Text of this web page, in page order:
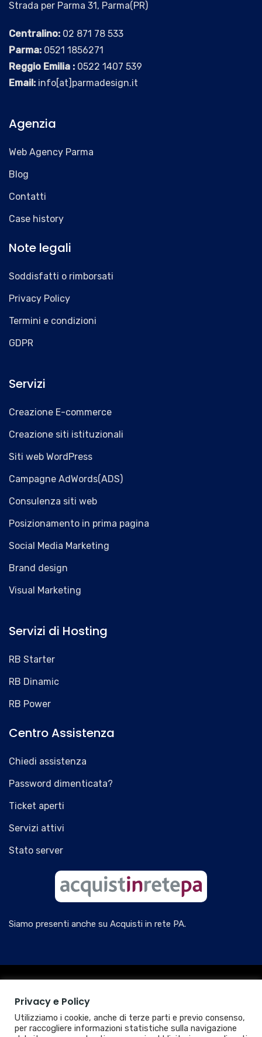
Strada per Parma 31, Parma(PR)
Centralino: 02 871 78 533
Parma: 0521 1856271
Reggio Emilia : 0522 1407 539
Email: info[at]parmadesign.it
Agenzia
Web Agency Parma
Blog
Contatti
Case history
Note legali
Soddisfatti o rimborsati
Privacy Policy
Termini e condizioni
GDPR
Servizi
Creazione E-commerce
Creazione siti istituzionali
Siti web WordPress
Campagne AdWords(ADS)
Consulenza siti web
Posizionamento in prima pagina
Social Media Marketing
Brand design
Visual Marketing
Servizi di Hosting
RB Starter
RB Dinamic
RB Power
Centro Assistenza
Chiedi assistenza
Password dimenticata?
Ticket aperti
Servizi attivi
Stato server
Siamo presenti anche su Acquisti in rete PA.
P.IVAIT02827250354
M5UXCR1
Tutti i diritti sono riservati.
Privacy e Policy
Utilizziamo i cookie, anche di terze parti e previo consenso,
per raccogliere informazioni statistiche sulla navigazione